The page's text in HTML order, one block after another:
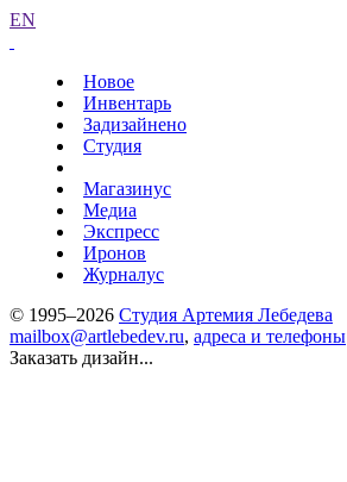
EN
Новое
Инвентарь
Задизайнено
Студия
Магазинус
Медиа
Экспресс
Иронов
Журналус
© 1995–2026 Студия Артемия Лебедева
mailbox@artlebedev.ru, адреса и телефоны
Заказать дизайн...